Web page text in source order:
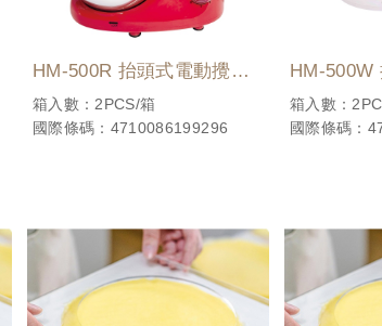
HM-500R 抬頭式電動攪拌
機
箱入數：2PCS/箱
國際條碼：4710086199296
HM-500W
機
箱入數：
國際條碼：